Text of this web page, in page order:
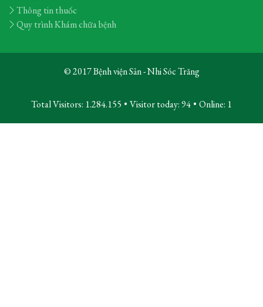
Thông tin thuốc
Quy trình Khám chữa bệnh
© 2017 Bệnh viện Sản - Nhi Sóc Trăng
Total Visitors: 1.284.155 • Visitor today:94 • Online: 1